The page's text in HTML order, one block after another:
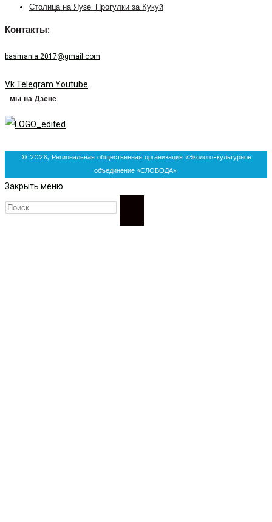
Столица на Яузе. Прогулки за Кукуй
Контакты:
basmania.2017@gmail.com
VkTelegram Youtube
мы на Дзене
© 2026, Региональная общественная организация «Эколого-культурное
объединение «СЛОБОДА».
Закрыть меню